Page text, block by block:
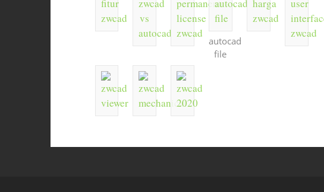
autocad
file